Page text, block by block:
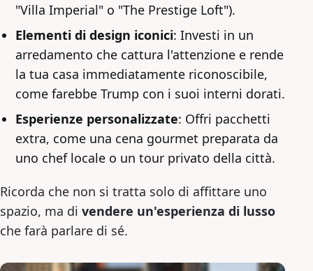
"Villa Imperial" o "The Prestige Loft").
Elementi di design iconici: Investi in un
arredamento che cattura l'attenzione e rende
la tua casa immediatamente riconoscibile,
come farebbe Trump con i suoi interni dorati.
Esperienze personalizzate: Offri pacchetti
extra, come una cena gourmet preparata da
uno chef locale o un tour privato della città.
Ricorda che non si tratta solo di affittare uno
spazio, ma di vendere un'esperienza di lusso
che farà parlare di sé.